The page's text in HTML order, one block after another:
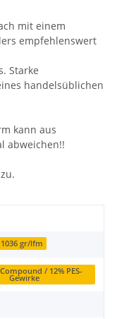
mit einem
empfehlenswert
Starke
handelsüblichen
kann aus
abweichen!!
gr/lfm
/ 12% PES-
Gewirke